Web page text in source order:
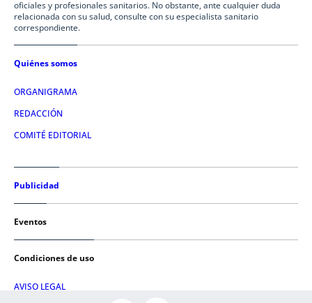
oficiales y profesionales sanitarios. No obstante, ante cualquier duda
relacionada con su salud, consulte con su especialista sanitario
correspondiente.
Quiénes somos
ORGANIGRAMA
REDACCIÓN
COMITÉ EDITORIAL
Publicidad
Eventos
Condiciones de uso
AVISO LEGAL